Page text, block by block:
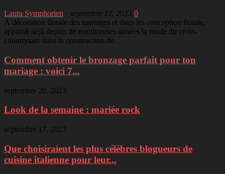
Laura Symphorien - septembre 22, 2023 0
À décoration florale des mariages et dans les conception florale,
apparaît déjà depuis de nombreuses années la mode du cross-
countrytant dans la construction de...
Comment obtenir le bronzage parfait pour ton
mariage : voici 7...
septembre 20, 2023
Look de la semaine : mariée rock
septembre 17, 2023
Que choisiraient les plus célèbres blogueurs de
cuisine italienne pour leur...